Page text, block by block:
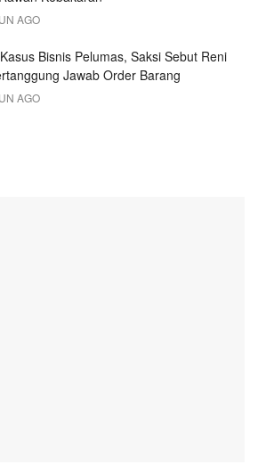
AGO
Bisnis Pelumas, Saksi Sebut Reni
Jawab Order Barang
AGO